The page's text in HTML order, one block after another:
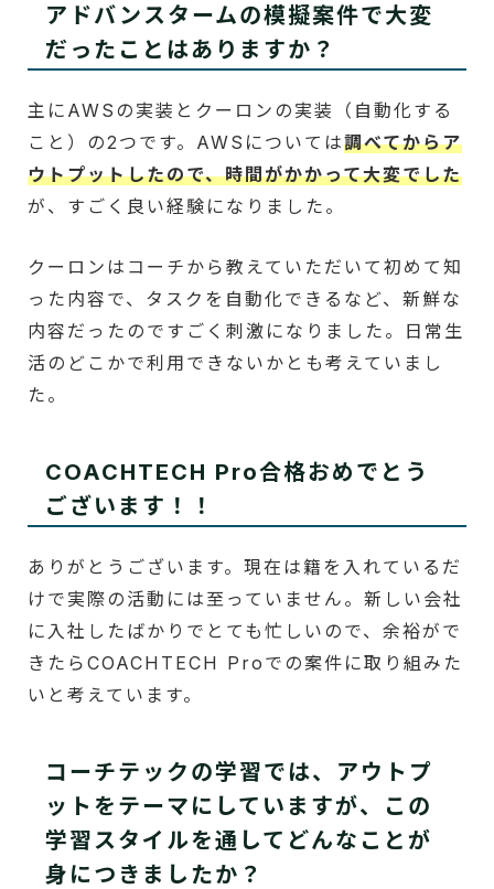
アドバンスタームの模擬案件で大変
だったことはありますか？
主にAWSの実装とクーロンの実装（自動化する
こと）の2つです。AWSについては調べてからア
ウトプットしたので、時間がかかって大変でした
が、すごく良い経験になりました。
クーロンはコーチから教えていただいて初めて知
った内容で、タスクを自動化できるなど、新鮮な
内容だったのですごく刺激になりました。日常生
活のどこかで利用できないかとも考えていまし
た。
COACHTECH Pro合格おめでとう
ございます！！
ありがとうございます。現在は籍を入れているだ
けで実際の活動には至っていません。新しい会社
に入社したばかりでとても忙しいので、余裕がで
きたらCOACHTECH Proでの案件に取り組みた
いと考えています。
コーチテックの学習では、アウトプ
ットをテーマにしていますが、この
学習スタイルを通してどんなことが
身につきましたか？